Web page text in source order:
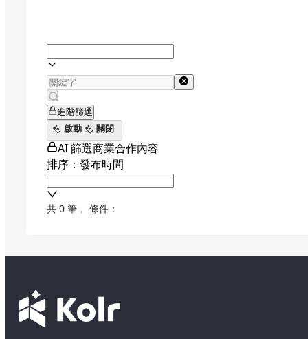
進階篩選
啟動
關閉
AI 篩選商業合作內容
排序：發布時間
共 0 筆 ， 條件：